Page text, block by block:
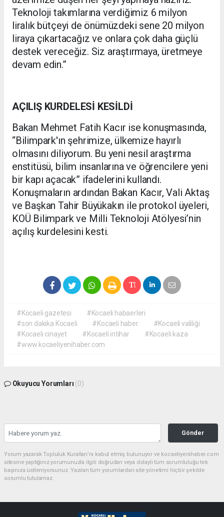
Teknoloji takımlarına verdiğimiz 6 milyon
liralık bütçeyi de önümüzdeki sene 20 milyon
liraya çıkartacağız ve onlara çok daha güçlü
destek vereceğiz. Siz araştırmaya, üretmeye
devam edin.”
AÇILIŞ KURDELESİ KESİLDİ
Bakan Mehmet Fatih Kacır ise konuşmasında,
“Bilimpark'ın şehrimize, ülkemize hayırlı
olmasını diliyorum. Bu yeni nesil araştırma
enstitüsü, bilim insanlarına ve öğrencilere yeni
bir kapı açacak” ifadelerini kullandı.
Konuşmaların ardından Bakan Kacır, Vali Aktaş
ve Başkan Tahir Büyükakın ile protokol üyeleri,
KOÜ Bilimpark ve Milli Teknoloji Atölyesi’nin
açılış kurdelesini kesti.
#Kocaeli gazetesi
#Kocaeli habaerleri
#son dakika Kocaeli
#Kocaeli haber
#Kocaeli valiliği
#Kocaeli cinayet
#Kocaeli intihar
#Kocaeli kaza
#www.kocaeliyenihaber.com
Okuyucu Yorumları (0)
Gönder
Yorum yazarak Topluluk Kuralları’nı kabul etmiş bulunuyor ve kocaeliyenihaber.com
sitesine yaptığınız yorumunuzla ilgili doğrudan veya dolaylı tüm sorumluluğu tek
başınıza üstleniyorsunuz. Yazılan tüm yorumlardan site yönetimi hiçbir şekilde
sorumlu tutulamaz.